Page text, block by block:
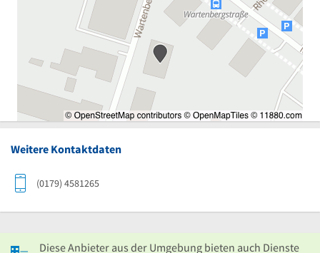
Weitere Kontaktdaten
(0179) 4581265
Diese Anbieter aus der Umgebung bieten auch Dienste